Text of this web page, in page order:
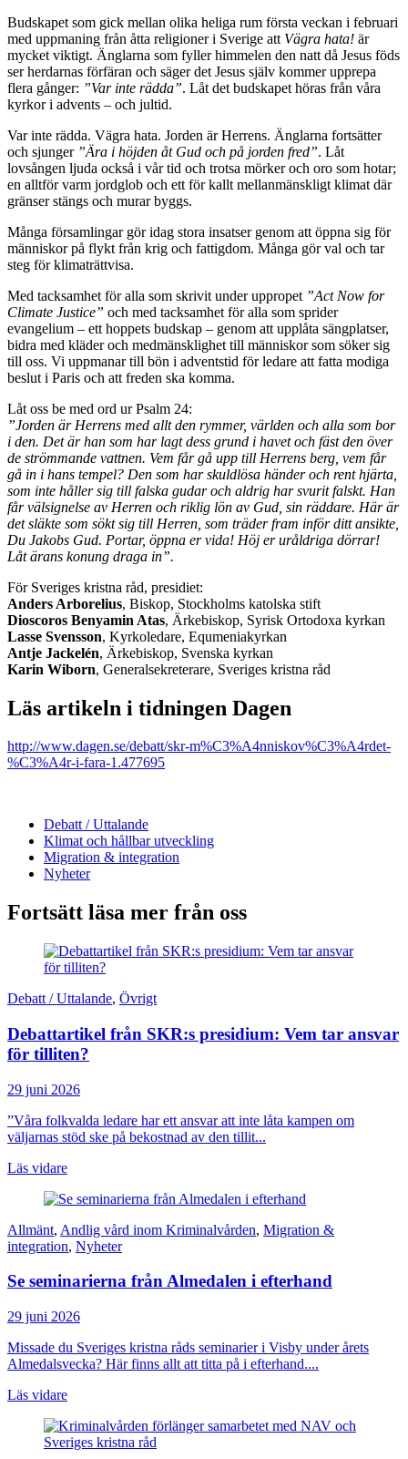
Budskapet som gick mellan olika heliga rum första veckan i februari
med uppmaning från åtta religioner i Sverige att Vägra hata! är
mycket viktigt. Änglarna som fyller himmelen den natt då Jesus föds
ser herdarnas förfäran och säger det Jesus själv kommer upprepa
flera gånger: ”Var inte rädda”. Låt det budskapet höras från våra
kyrkor i advents – och jultid.
Var inte rädda. Vägra hata. Jorden är Herrens. Änglarna fortsätter
och sjunger ”Ära i höjden åt Gud och på jorden fred”. Låt
lovsången ljuda också i vår tid och trotsa mörker och oro som hotar;
en alltför varm jordglob och ett för kallt mellanmänskligt klimat där
gränser stängs och murar byggs.
Många församlingar gör idag stora insatser genom att öppna sig för
människor på flykt från krig och fattigdom. Många gör val och tar
steg för klimaträttvisa.
Med tacksamhet för alla som skrivit under uppropet ”Act Now for
Climate Justice” och med tacksamhet för alla som sprider
evangelium – ett hoppets budskap – genom att upplåta sängplatser,
bidra med kläder och medmänsklighet till människor som söker sig
till oss. Vi uppmanar till bön i adventstid för ledare att fatta modiga
beslut i Paris och att freden ska komma.
Låt oss be med ord ur Psalm 24:
”Jorden är Herrens med allt den rymmer, världen och alla som bor
i den. Det är han som har lagt dess grund i havet och fäst den över
de strömmande vattnen. Vem får gå upp till Herrens berg, vem får
gå in i hans tempel? Den som har skuldlösa händer och rent hjärta,
som inte håller sig till falska gudar och aldrig har svurit falskt. Han
får välsignelse av Herren och riklig lön av Gud, sin räddare. Här är
det släkte som sökt sig till Herren, som träder fram inför ditt ansikte,
Du Jakobs Gud. Portar, öppna er vida! Höj er uråldriga dörrar!
Låt ärans konung draga in”.
För Sveriges kristna råd, presidiet:
Anders Arborelius, Biskop, Stockholms katolska stift
Dioscoros Benyamin Atas, Ärkebiskop, Syrisk Ortodoxa kyrkan
Lasse Svensson, Kyrkoledare, Equmeniakyrkan
Antje Jackelén, Ärkebiskop, Svenska kyrkan
Karin Wiborn, Generalsekreterare, Sveriges kristna råd
Läs artikeln i tidningen Dagen
http://www.dagen.se/debatt/skr-m%C3%A4nniskov%C3%A4rdet-
%C3%A4r-i-fara-1.477695
Debatt / Uttalande
Klimat och hållbar utveckling
Migration & integration
Nyheter
Fortsätt läsa mer från oss
Debatt / Uttalande, Övrigt
Debattartikel från SKR:s presidium: Vem tar ansvar
för tilliten?
29 juni 2026
”Våra folkvalda ledare har ett ansvar att inte låta kampen om
väljarnas stöd ske på bekostnad av den tillit...
Läs vidare
Allmänt, Andlig vård inom Kriminalvården, Migration &
integration, Nyheter
Se seminarierna från Almedalen i efterhand
29 juni 2026
Missade du Sveriges kristna råds seminarier i Visby under årets
Almedalsvecka? Här finns allt att titta på i efterhand....
Läs vidare